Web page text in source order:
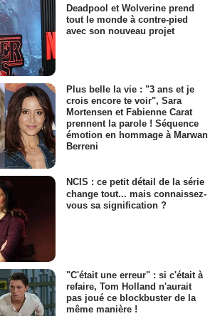
Deadpool et Wolverine prend
tout le monde à contre-pied
avec son nouveau projet
Plus belle la vie : "3 ans et je
crois encore te voir", Sara
Mortensen et Fabienne Carat
prennent la parole ! Séquence
émotion en hommage à Marwan
Berreni
NCIS : ce petit détail de la série
change tout... mais connaissez-
vous sa signification ?
"C'était une erreur" : si c'était à
refaire, Tom Holland n'aurait
pas joué ce blockbuster de la
même manière !